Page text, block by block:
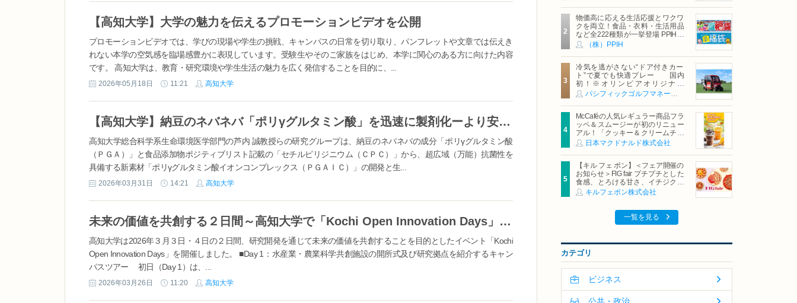
【高知大学】大学の魅力を伝えるプロモーションビデオを公開
プロモーションビデオでは、学びの現場や学生の挑戦、キャンパスの日常を切り取り、パンフレットや文章では伝えき
れない本学の空気感を臨場感豊かに表現しています。受験生やそのご家族をはじめ、本学に関心のある方に向けた内容
です。 高知大学は、教育・研究環境や学生生活の魅力を広く発信することを目的に、...
2026年05月18日 11:21 高知大学
【高知大学】納豆のネバネバ「ポリγグルタミン酸」を迅速に製剤化ーより安全な万能殺菌性コーティング剤としての応用―
高知大学総合科学系生命環境医学部門の芦内 誠教授らの研究グループは、納豆のネバネバの成分「ポリγグルタミン酸
（ＰＧＡ）」と食品添加物ポジティブリスト記載の「セチルピリジニウム（ＣＰＣ）」から、超広域（万能）抗菌性を
具備する新素材「ポリγグルタミン酸イオンコンプレックス（ＰＧＡＩＣ）」の開発と生...
2026年03月31日 14:21 高知大学
未来の価値を共創する２日間～高知大学で「Kochi Open Innovation Days」を開催～
高知大学は2026年３月３日・４日の２日間、研究開発を通じて未来の価値を共創することを目的としたイベント「Kochi
Open Innovation Days」を開催しました。 ■Day 1：水産業・農業科学共創施設の開所式及び研究拠点を紹介するキャン
パスツアー 初日（Day 1）は、...
2026年03月26日 11:20 高知大学
物価高に応える生活応援とワクワ
クを両立！食品・衣料・生活用品
など全222種類が一挙登場 PPIHグ
ループ「夏福袋」＆セール 8月6日
(木)より順次スタート
（株）PPIH
冷気を逃がさない“ドア付きカー
ト”で夏でも快適プレー 国内
初！※オリンピアオリジナル
「AirCon Cart（エアコンカー
ト）」導入 | ＰＧＭ
McCaféの人気レギュラー商品フラ
ッペ＆スムージーが初のリニュー
アル！「クッキー＆クリームチョ
コフラッペ」「マンゴースムージ
ー」8月5日（水）から販売開始
日本マクドナルド株式会社
【キル フェ ボン】＜フェア開催の
お知らせ＞FIG fair プチプチとした
食感、とろける甘さ、イチジクの
魅力をたっぷりと。新作を含め、
イチジク尽くしの全4種が登場8月
キルフェボン株式会社
一覧を見る
カテゴリ
ビジネス